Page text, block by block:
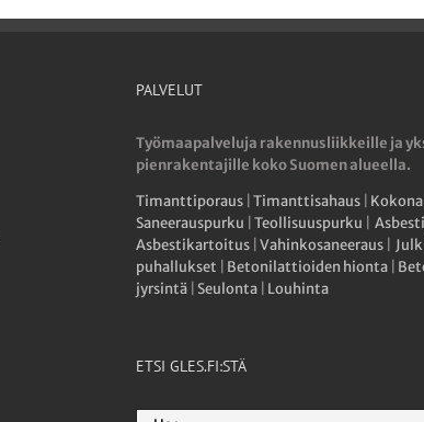
PALVELUT
Työmaapalveluja rakennusliikkeille ja
pienrakentajille koko Suomen alueella.
Timanttiporaus| Timanttisahaus|
Saneerauspurku Teollisuuspurku
Asbestikartoitus| Vahinkosaneeraus|
puhallukset
Betonilattioiden hionta|
jyrsintä| Seulonta| Louhinta
ETSI GLES.FI:STÄ
Etsi